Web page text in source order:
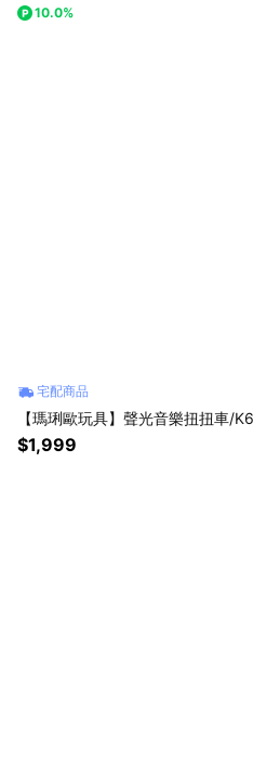
10.0%
宅配商品
【瑪琍歐玩具】聲光音樂扭扭車/K6
$1,999